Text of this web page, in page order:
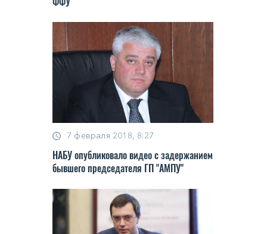
7 февраля 2018, 8:27
НАБУ опубликовало видео с задержанием
бывшего председателя ГП "АМПУ"